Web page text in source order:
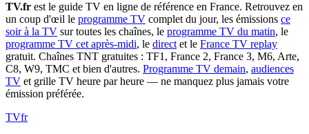
TV.fr est le guide TV en ligne de référence en France. Retrouvez en
un coup d'œil le programme TV complet du jour, les émissions ce
soir à la TV sur toutes les chaînes, le programme TV du matin, le
programme TV cet après-midi, le direct et le France TV replay
gratuit. Chaînes TNT gratuites : TF1, France 2, France 3, M6, Arte,
C8, W9, TMC et bien d'autres. Programme TV demain, audiences
TV et grille TV heure par heure — ne manquez plus jamais votre
émission préférée.
TVfr